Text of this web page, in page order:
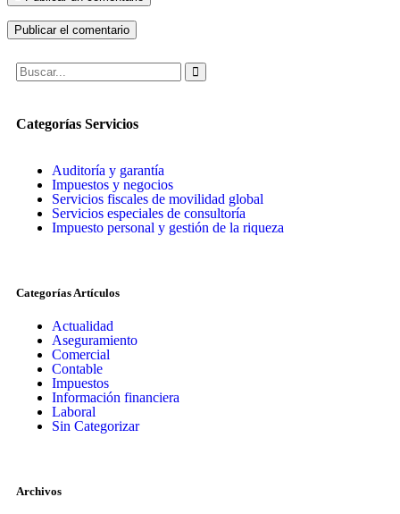
Categorías Servicios
Auditoría y garantía
Impuestos y negocios
Servicios fiscales de movilidad global
Servicios especiales de consultoría
Impuesto personal y gestión de la riqueza
Categorías Artículos
Actualidad
Aseguramiento
Comercial
Contable
Impuestos
Información financiera
Laboral
Sin Categorizar
Archivos